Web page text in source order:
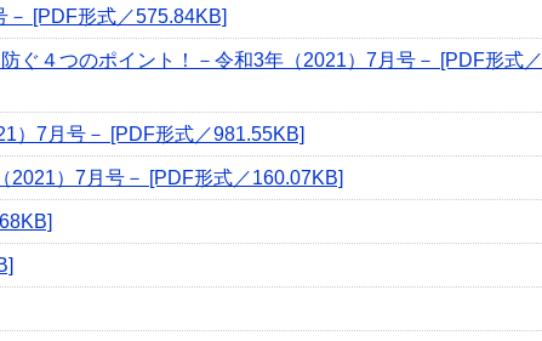
[PDF形式／575.84KB]
ぐ４つのポイント！－令和3年（2021）7月号－ [PDF形式／
）7月号－ [PDF形式／981.55KB]
2021）7月号－ [PDF形式／160.07KB]